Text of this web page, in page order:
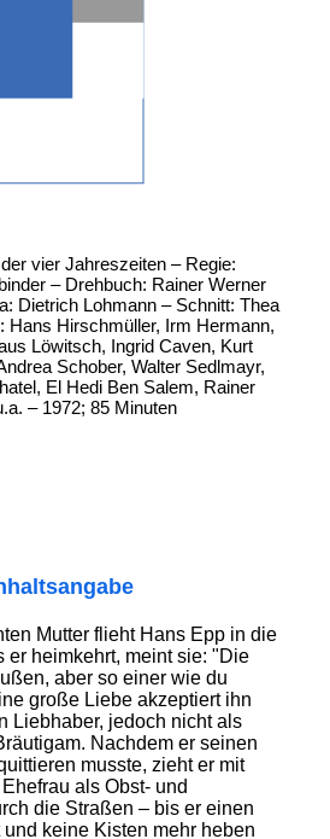
vier Jahreszeiten – Regie:
– Drehbuch: Rainer Werner
Dietrich Lohmann – Schnitt: Thea
Hans Hirschmüller, Irm Hermann,
Löwitsch, Ingrid Caven, Kurt
Schober, Walter Sedlmayr,
El Hedi Ben Salem, Rainer
– 1972; 85 Minuten
Mutter flieht Hans Epp in die
er heimkehrt, meint sie: "Die
aber so einer wie du
große Liebe akzeptiert ihn
Liebhaber, jedoch nicht als
Nachdem er seinen
musste, zieht er mit
als Obst- und
die Straßen – bis er einen
keine Kisten mehr heben